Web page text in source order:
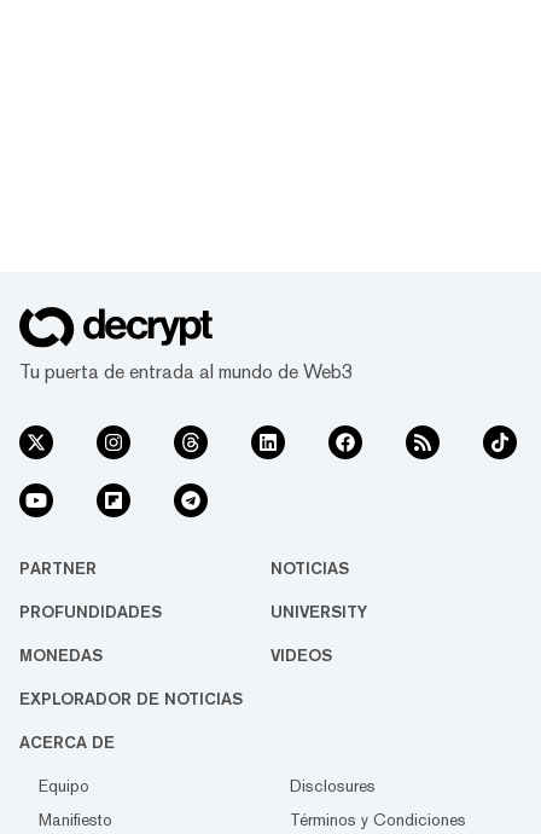
Tu puerta de entrada al mundo de Web3
PARTNER NOTICIAS
PROFUNDIDADES UNIVERSITY
MONEDAS VIDEOS
EXPLORADOR DE NOTICIAS
ACERCA DE
Equipo
Disclosures
Manifiesto
Términos y Condiciones